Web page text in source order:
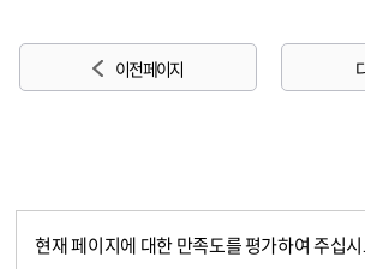
이전 페이지
현재 페이지에 대한 만족도를 평가하여 주십